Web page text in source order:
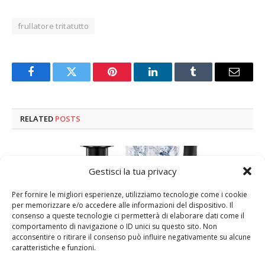
Gestisci la tua privacy
Per fornire le migliori esperienze, utilizziamo tecnologie come i cookie
per memorizzare e/o accedere alle informazioni del dispositivo. Il
consenso a queste tecnologie ci permetterà di elaborare dati come il
comportamento di navigazione o ID unici su questo sito. Non
acconsentire o ritirare il consenso può influire negativamente su alcune
caratteristiche e funzioni.
frullatore tritatutto
FacebookTwitter Pinterest LinkedInTumblr Email
RELATED POSTS